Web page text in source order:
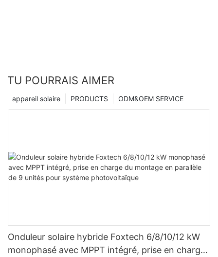
TU POURRAIS AIMER
ODM&OEM SERVICE
PRODUCTS
appareil solaire
Onduleur solaire hybride Foxtech 6/8/10/12 kW
monophasé avec MPPT intégré, prise en charge